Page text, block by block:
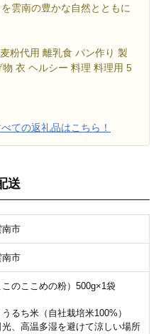
雲南の豊かな自然とともに
粉代用 離乳食 パン作り 製
衣 ヘルシー 料理 料理用 5
ての返礼品はこちら！
送
南市
南市
のここめの粉）500g×1袋
るち米（自社栽培米100%）
、高温多湿を避けて涼しい場所